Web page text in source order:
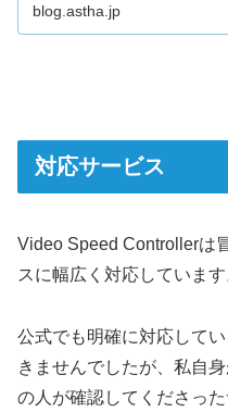
blog.astha.jp
対応サービス
Video Speed Controllerは
スに幅広く対応しています
公式でも明確に対応して
きませんでしたが、私自
の人が確認してくださっ